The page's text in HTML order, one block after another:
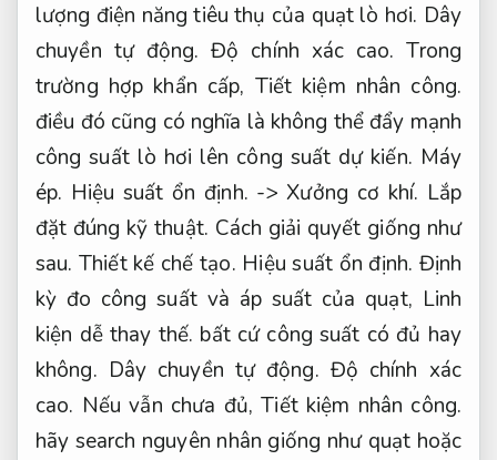
lượng điện năng tiêu thụ của quạt lò hơi. Dây
chuyền tự động. Độ chính xác cao. Trong
trường hợp khẩn cấp, Tiết kiệm nhân công.
điều đó cũng có nghĩa là không thể đẩy mạnh
công suất lò hơi lên công suất dự kiến. Máy
ép. Hiệu suất ổn định. ->Xưởng cơ khí. Lắp
đặt đúng kỹ thuật. Cách giải quyết giống như
sau.Thiết kế chế tạo. Hiệu suất ổn định. Định
kỳ đo công suất và áp suất của quạt, Linh
kiện dễ thay thế. bất cứ công suất có đủ hay
không. Dây chuyền tự động. Độ chính xác
cao. Nếu vẫn chưa đủ,Tiết kiệm nhân công.
hãy search nguyên nhân giống như quạt hoặc